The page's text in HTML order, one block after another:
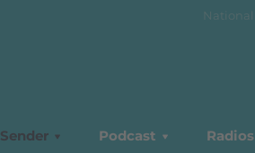
National
Sender Podcast Radios